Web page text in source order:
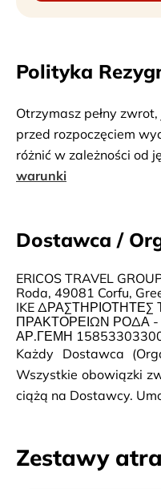
Polityka
Otrzymasz pełny
przed rozpoczęciem
różnić w zależności od
warunki
Dostawca /
ERICOS TRAVEL
Roda, 49081 Corfu,
IKE ΔΡΑΣΤΗΡΙΟΤΗΤΕΣ
ΠΡΑΚΤΟΡΕΙΩΝ ΡΟΔΑ
ΑΡ.ΓΕΜΗ
Każdy Dostawca
Wszystkie obowiązki
ciążą na Dostawcy.
Zestawy